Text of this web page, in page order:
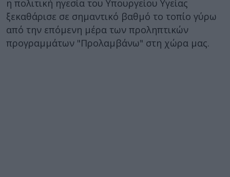
η πολιτική ηγεσία του Υπουργείου Υγείας
ξεκαθάρισε σε σημαντικό βαθμό το τοπίο γύρω
από την επόμενη μέρα των προληπτικών
προγραμμάτων "Προλαμβάνω" στη χώρα μας.